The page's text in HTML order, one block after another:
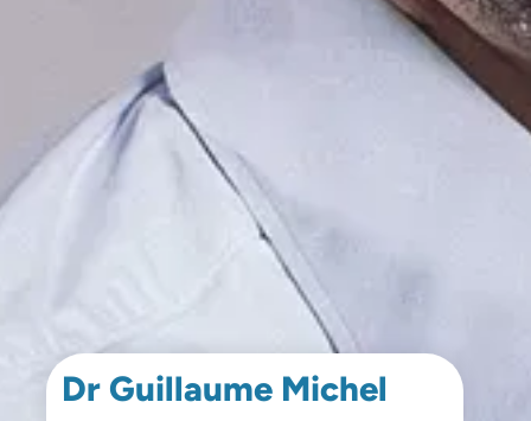
Dr Guillaume Michel